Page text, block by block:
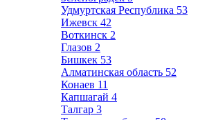
Удмуртская Республика 53
Ижевск 42
Воткинск 2
Глазов 2
Бишкек 53
Алматинская область 52
Конаев 11
Капшагай 4
Талгар 3